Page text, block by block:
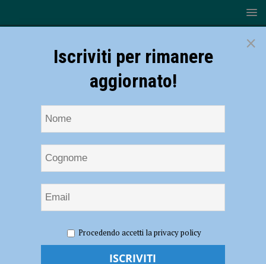
afa a Piacenza, l’importanza dell’alimentazione. Monica Maj:
“Evitiamo i cibi grassi puntando su frutta e verdura” – AUDIO
×
Iscriviti per rimanere
aggiornato!
Procedendo accetti la privacy policy